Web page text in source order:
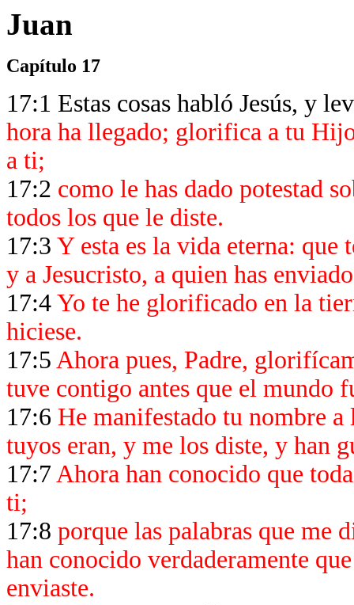
Juan
Capítulo 17
17:1 Estas cosas habló Jesús, y
hora ha llegado; glorifica a tu
a ti;
17:2 como le has dado potestad
todos los que le diste.
17:3 Y esta es la vida eterna:
y a Jesucristo, a quien has
17:4 Yo te he glorificado en la
hiciese.
17:5 Ahora pues, Padre,
tuve contigo antes que el mundo
17:6 He manifestado tu nombre
tuyos eran, y me los diste, y han
17:7 Ahora han conocido que
ti;
17:8 porque las palabras que me
han conocido verdaderamente
enviaste.